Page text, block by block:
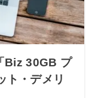
Biz 30GB プ
ト・デメリ